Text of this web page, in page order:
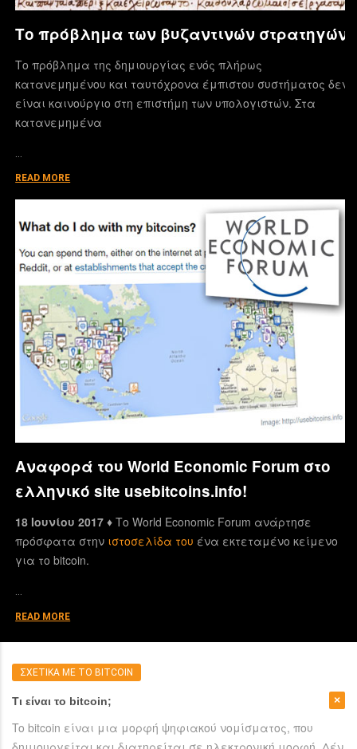
Το πρόβλημα των βυζαντινών στρατηγών
Το πρόβλημα της δημιουργίας ενός πλήρως
κατανεμημένου και ταυτόχρονα έμπιστου συστήματος δεν
είναι καινούργιο στη επιστήμη των υπολογιστών. Στα
κατανεμημένα
READ MORE
Αναφορά του World Economic Forum στο
ελληνικό site usebitcoins.info!
18 Ιουνίου 2017 ♦Το World Economic Forum ανάρτησε
πρόσφατα στην ιστοσελίδα του ένα εκτεταμένο κείμενο
για το bitcoin.
…
READ MORE
ΣΧΕΤΙΚΑ ΜΕ ΤΟ BITCOIN
Τι είναι το bitcoin;
To bitcoin είναι μια μορφή ψηφιακού νομίσματος, που